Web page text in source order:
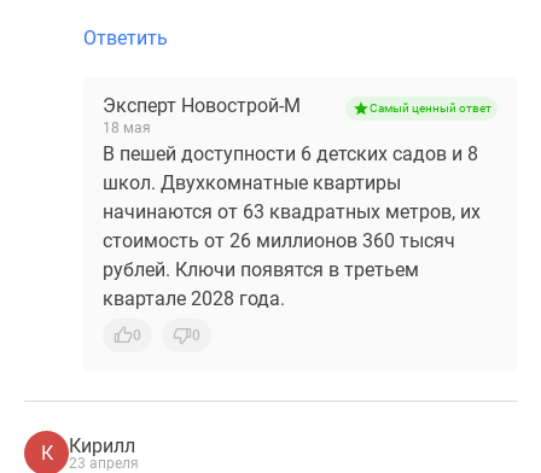
Ответить
Эксперт Новострой-М
18 мая
Самый ценный ответ
В пешей доступности 6 детских садов и 8
школ. Двухкомнатные квартиры
начинаются от 63 квадратных метров, их
стоимость от 26 миллионов 360 тысяч
рублей. Ключи появятся в третьем
квартале 2028 года.
0 0
К Кирилл
23 апреля